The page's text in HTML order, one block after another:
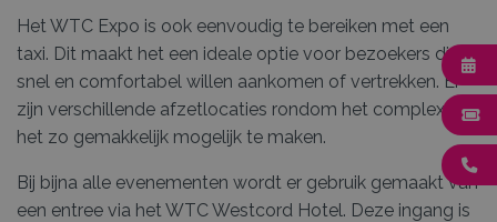
Het WTC Expo is ook eenvoudig te bereiken met een
taxi. Dit maakt het een ideale optie voor bezoekers die
snel en comfortabel willen aankomen of vertrekken. Er
zijn verschillende afzetlocaties rondom het complex om
het zo gemakkelijk mogelijk te maken.
Bij bijna alle evenementen wordt er gebruik gemaakt van
een entree via het WTC Westcord Hotel. Deze ingang is